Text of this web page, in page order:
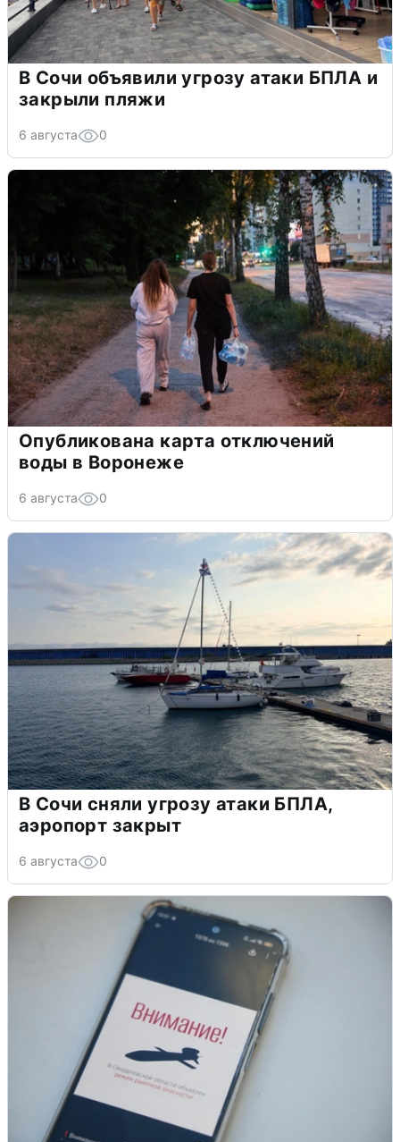
В Сочи объявили угрозу атаки БПЛА и
закрыли пляжи
6 августа 0
Опубликована карта отключений
воды в Воронеже
6 августа 0
В Сочи сняли угрозу атаки БПЛА,
аэропорт закрыт
6 августа 0